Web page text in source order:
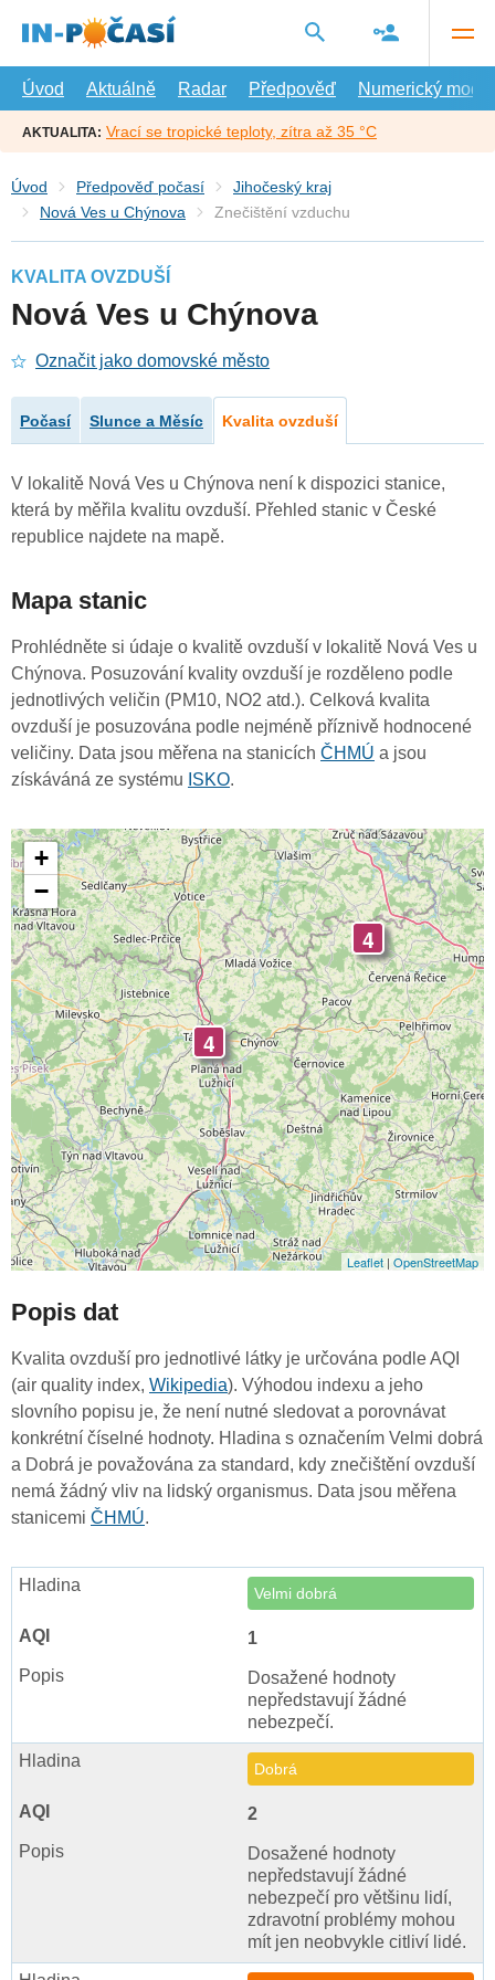
hlavní
Úvod
Aktuálně Radar Předpověď Numerický model
AKTUALITA: Vrací se tropické teploty, zítra až 35 °C
Úvod Předpověď počasí
Jihočeský kraj
Nová Ves u Chýnova
Znečištění vzduchu
KVALITA OVZDUŠÍ
Nová Ves u Chýnova
Označit jako domovské město
Počasí Slunce a Měsíc Kvalita ovzduší
V lokalitě Nová Ves u Chýnova není k dispozici stanice,
která by měřila kvalitu ovzduší. Přehled stanic v České
republice najdete na mapě.
Mapa stanic
Prohlédněte si údaje o kvalitě ovzduší v lokalitě Nová Ves u
Chýnova. Posuzování kvality ovzduší je rozděleno podle
jednotlivých veličin (PM10, NO2 atd.). Celková kvalita
ovzduší je posuzována podle nejméně příznivě hodnocené
veličiny. Data jsou měřena na stanicích ČHMÚ a jsou
získáváná ze systému ISKO.
4
4
+
−
Leaflet | OpenStreetMap
Popis dat
Kvalita ovzduší pro jednotlivé látky je určována podle AQI
(air quality index, Wikipedia). Výhodou indexu a jeho
slovního popisu je, že není nutné sledovat a porovnávat
konkrétní číselné hodnoty. Hladina s označením Velmi dobrá
a Dobrá je považována za standard, kdy znečištění ovzduší
nemá žádný vliv na lidský organismus. Data jsou měřena
stanicemi ČHMÚ.
Velmi dobrá
1
Dosažené hodnoty
nepředstavují žádné
nebezpečí.
Dobrá
2
Dosažené hodnoty
nepředstavují žádné
nebezpečí pro většinu lidí,
zdravotní problémy mohou
mít jen neobvykle citliví lidé.